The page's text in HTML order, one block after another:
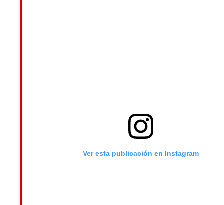
Ver esta publicación en Instagram